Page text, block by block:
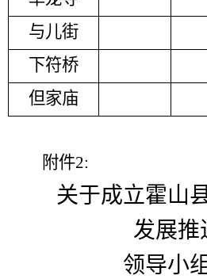
与儿街
下符桥
但家庙
附件2:
关于成立霍山
发展推
领导小